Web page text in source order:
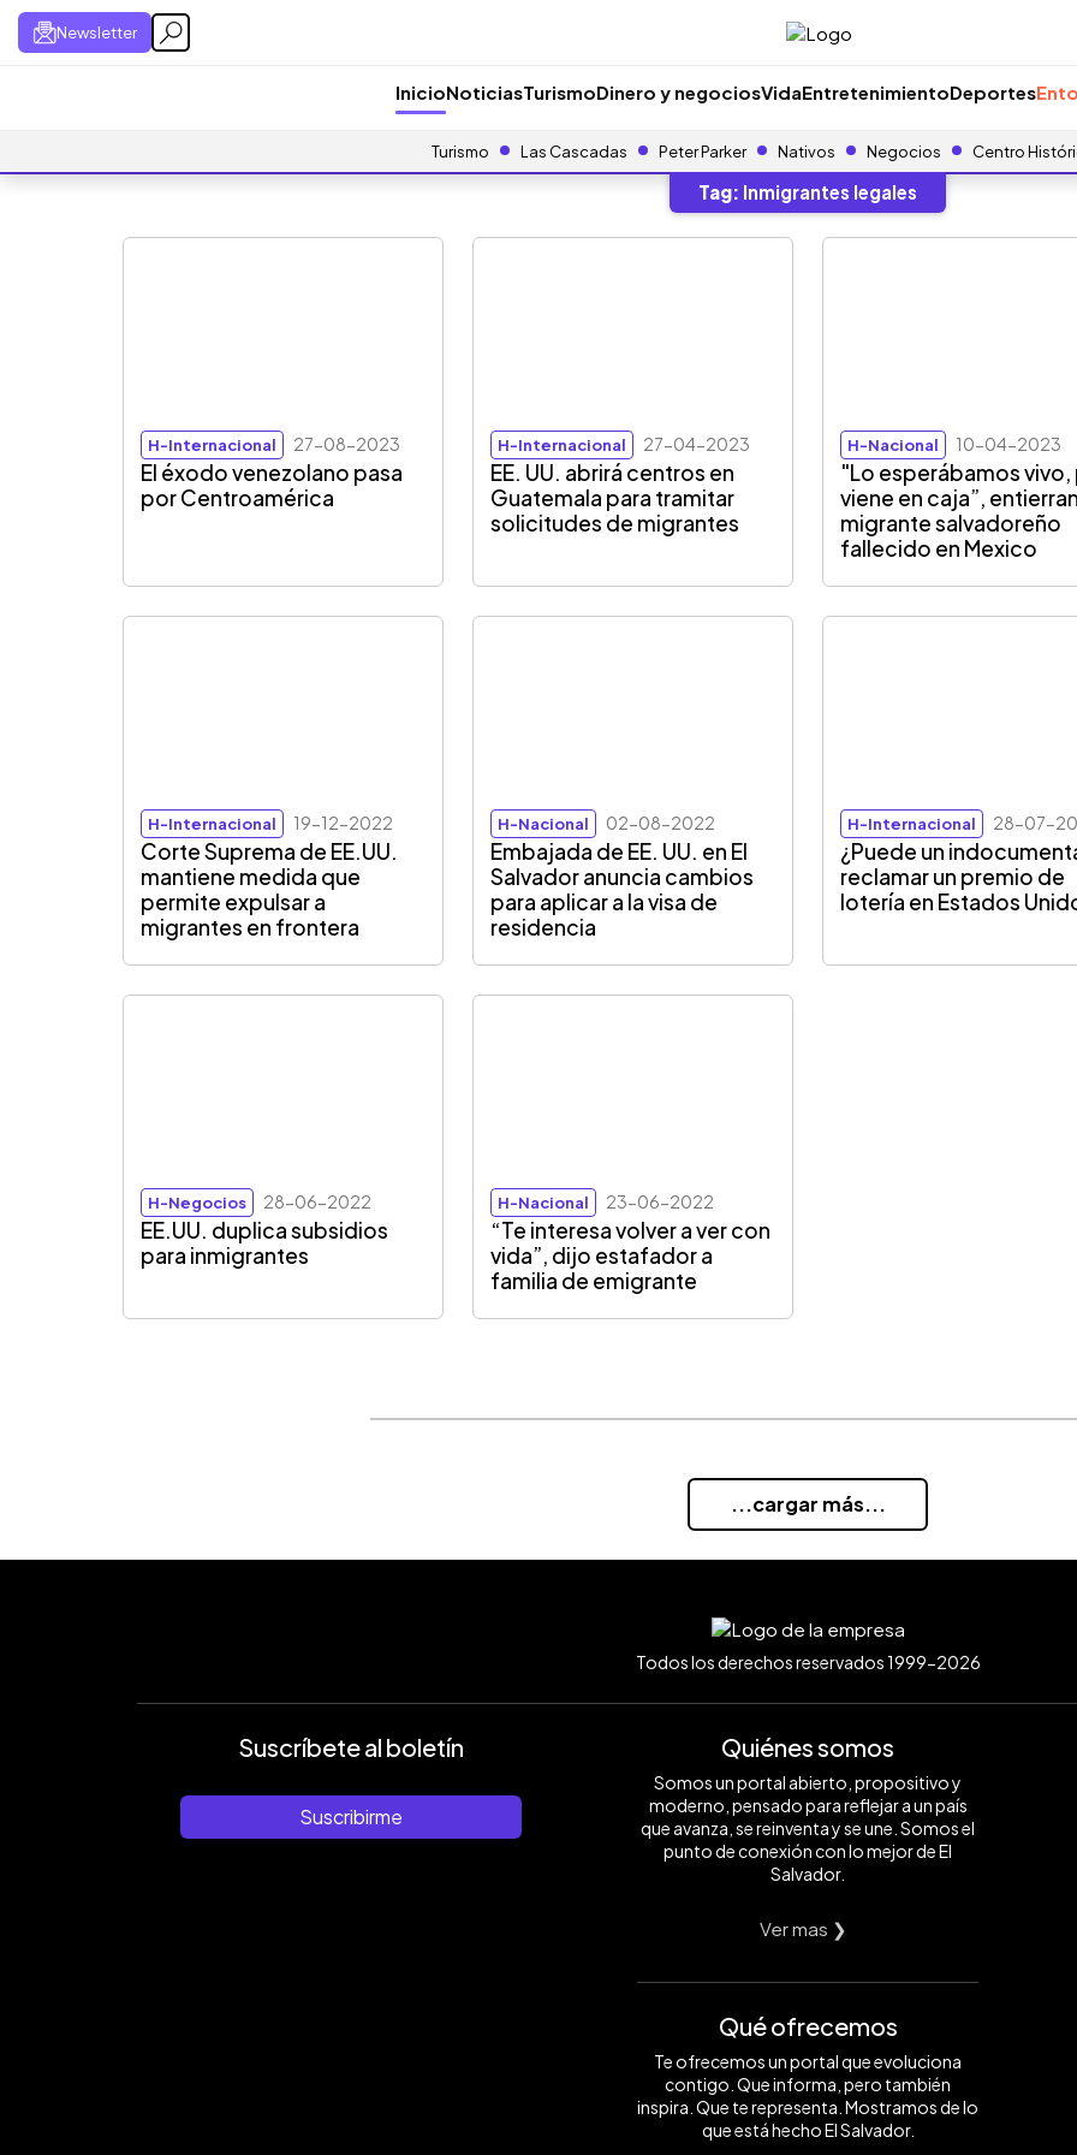
Newsletter
InicioNoticiasTurismoDinero y negociosVidaEntretenimientoDeportes
Turismo Las Cascadas Peter Parker Nativos Negocios Centro
Tag: Inmigrantes legales
H-Internacional 27-08-2023
El éxodo venezolano pasa
por Centroamérica
H-Internacional 27-04-2023
EE. UU. abrirá centros en
Guatemala para tramitar
solicitudes de migrantes
H-Nacional 10-04-2023
"Lo esperábamos vivo,
viene en caja”,
migrante salvadoreño
fallecido en Mexico
H-Internacional 19-12-2022
Corte Suprema de EE.UU.
mantiene medida que
permite expulsar a
migrantes en frontera
H-Nacional 02-08-2022
Embajada de EE. UU. en El
Salvador anuncia cambios
para aplicar a la visa de
residencia
H-Internacional 28-07-
¿Puede un
reclamar un premio de
lotería en Estados
H-Negocios 28-06-2022
EE.UU. duplica subsidios
para inmigrantes
H-Nacional 23-06-2022
“Te interesa volver a ver con
vida”, dijo estafador a
familia de emigrante
...cargar más...
Todos los derechos reservados 1999-2026
Suscríbete al boletín
Suscribirme
Quiénes somos
Somos un portal abierto, propositivo y
moderno, pensado para reflejar a un país
que avanza, se reinventa y se une. Somos el
punto de conexión con lo mejor de El
Salvador.
Ver mas ❯
Qué ofrecemos
Te ofrecemos un portal que evoluciona
contigo. Que informa, pero también
inspira. Que te representa. Mostramos de lo
que está hecho El Salvador.